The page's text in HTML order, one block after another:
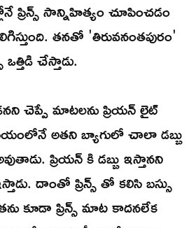
సాన్నిహిత్యం చూపించడం
తనతో 'తిరువనంతపురం'
చేస్తాడు.
చెప్పే మాటలను ప్రియన్ లైట్
అతని బ్యాగులో చాలా డబ్బు
ప్రియన్ కి డబ్బు ఇస్తానని
దాంతో ప్రిన్స్ తో కలిసి బస్సు
కూడా ప్రిన్స్ మాట కాదనలేక